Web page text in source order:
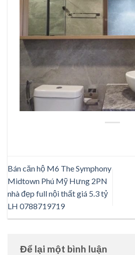
Bán căn hộ M6 The Symphony
Midtown Phú Mỹ Hưng 2PN
nhà đẹp full nội thất giá 5.3 tỷ
LH 0788719719
Để lại một bình luận